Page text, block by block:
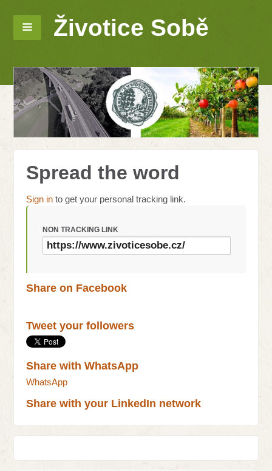
Životice Sobě
Spread the word
Sign in to get your personal tracking link.
NON TRACKING LINK
Share on Facebook
Tweet your followers
Share with WhatsApp
WhatsApp
Share with your LinkedIn network